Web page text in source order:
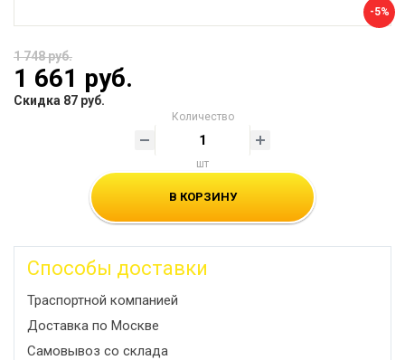
-5%
1 748 руб.
1 661 руб.
Скидка 87 руб.
Количество
шт
В КОРЗИНУ
Способы доставки
Траспортной компанией
Доставка по Москве
Самовывоз со склада